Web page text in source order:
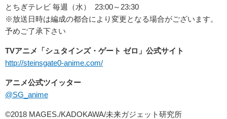
とちぎテレビ 毎週（水） 23:00～23:30
※放送日時は編成の都合により変更となる場合がございます。
予めご了承下さい
TVアニメ「シュタインズ・ゲート ゼロ」公式サイト
http://steinsgate0-anime.com/
アニメ公式ツイッター
@SG_anime
©2018 MAGES./KADOKAWA/未来ガジェット研究所